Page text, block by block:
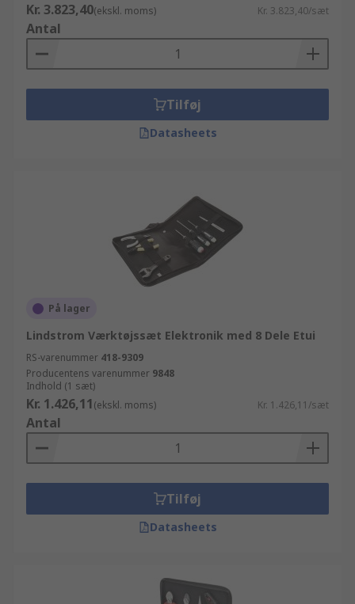
Kr. 3.823,40(ekskl. moms) Kr. 3.823,40/sæt
Antal
Tilføj
Datasheets
På lager
Lindstrom Værktøjssæt Elektronik med 8 Dele Etui
RS-varenummer 418-9309
Producentens varenummer 9848
Indhold (1 sæt)
Kr. 1.426,11(ekskl. moms) Kr. 1.426,11/sæt
Antal
Tilføj
Datasheets